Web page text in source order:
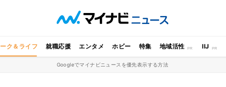
ク＆ライフ 就職応援 エンタメ ホビー 特集 地域活性 IIJ
Googleでマイナビニュースを優先表示する方法